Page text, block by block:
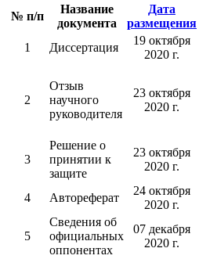
№ п/п
Название
документа
Дата
размещения
1 Диссертация
19 октября
2020 г.
2
Отзыв
научного
руководителя
23 октября
2020 г.
3
Решение о
принятии к
защите
23 октября
2020 г.
4 Автореферат
24 октября
2020 г.
5
Сведения об
официальных
оппонентах
07 декабря
2020 г.